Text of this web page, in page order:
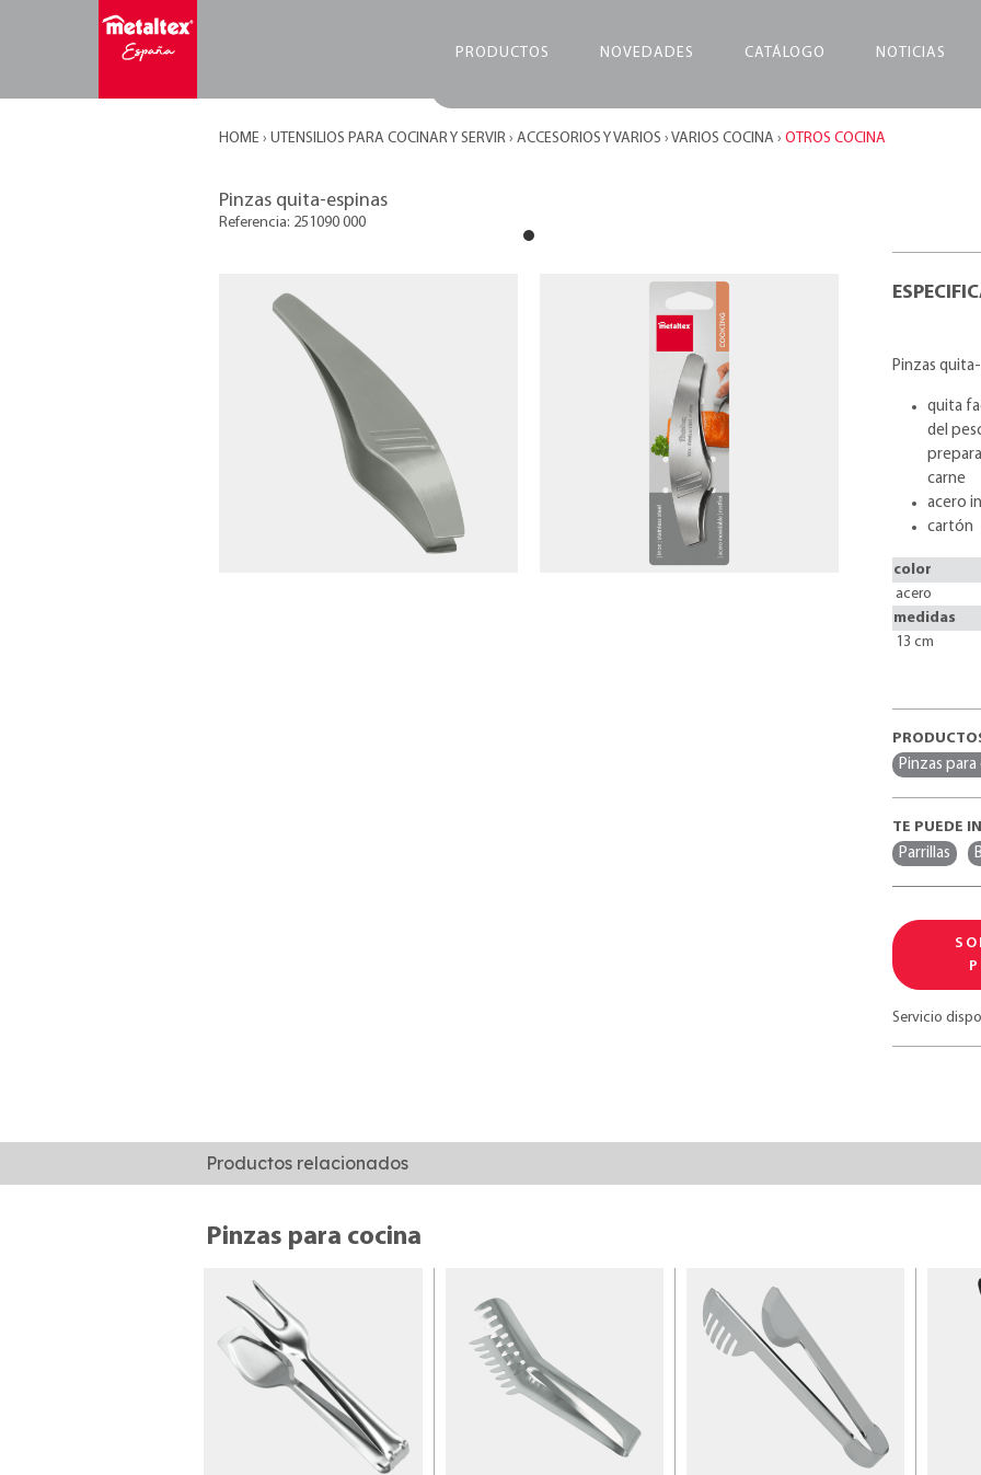
PRODUCTOS NOVEDADES CATÁLOGO NOTICIAS
HOME › UTENSILIOS PARA COCINAR Y SERVIR › ACCESORIOS Y VARIOS › VARIOS COCINA › OTROS COCINA
Pinzas quita-espinas
Referencia: 251090 000
Pinzas
quita
del
carne
acero
cartón
color
acero
medidas
13 cm
Pinzas para
TE PUEDE
Parrillas
Servicio
Productos relacionados
Pinzas para cocina